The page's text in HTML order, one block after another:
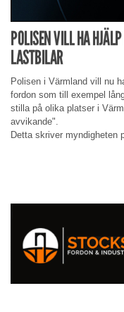
POLISEN VILL HA
LASTBILAR
Polisen i Värmland vill nu
fordon som till exempel
stilla på olika platser i
avvikande".
Detta skriver myndigheten